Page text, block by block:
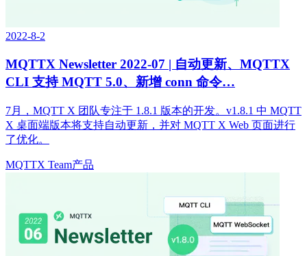
2022-8-2
MQTTX Newsletter 2022-07 | 自动更新、MQTTX
CLI 支持 MQTT 5.0、新增 conn 命令…
7月，MQTT X 团队专注于 1.8.1 版本的开发。v1.8.1 中 MQTT
X 桌面端版本将支持自动更新，并对 MQTT X Web 页面进行
了优化。
MQTTX Team产品